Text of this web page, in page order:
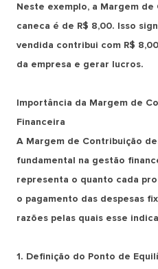
Neste exemplo, a Margem
caneca é de R$ 8,00. Isso
vendida contribui com R$
da empresa e gerar lucros.
Importância da Margem de
Financeira
A Margem de Contribuição
fundamental na gestão
representa o quanto cada
o pagamento das despesas
razões pelas quais esse
1. Definição do Ponto de